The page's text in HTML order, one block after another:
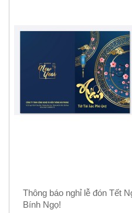
Thông báo nghỉ lễ đón Tết
Bính Ngọ!